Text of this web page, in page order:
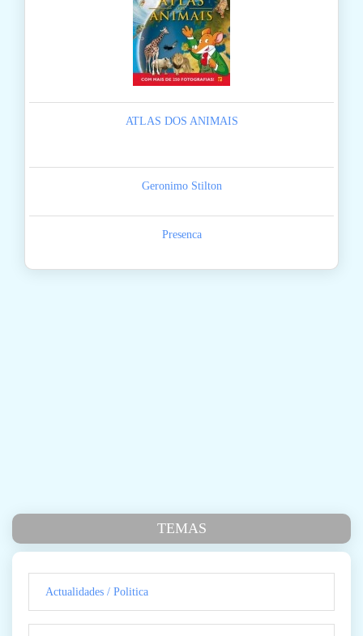
ATLAS DOS ANIMAIS
Geronimo Stilton
Presenca
TEMAS
Actualidades / Politica